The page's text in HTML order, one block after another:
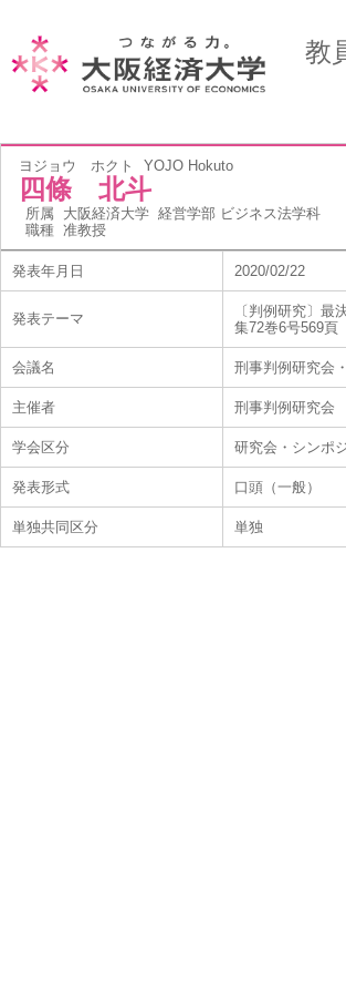
教
ヨジョウ ホクト YOJO Hokuto
四條 北斗
所属 大阪経済大学 経営学部 ビジネス法学科
職種 准教授
発表年月日 2020/02/22
発表テーマ
〔判例研究〕最
集72巻6号569頁
会議名 刑事判例研究会
主催者 刑事判例研究会
学会区分 研究会・シンポ
発表形式 口頭（一般）
単独共同区分 単独